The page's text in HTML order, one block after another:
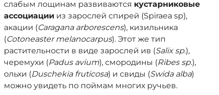
слабым лощинам развиваются кустарниковые
ассоциации из зарослей спирей (Spiraea sp),
акации (Caragana arborescens), кизильника
(Cotoneaster melanocarpus). Этот же тип
растительности в виде зарослей ив (Salix sp.),
черемухи (Padus avium), смородины (Ribes sp.),
ольхи (Duschekia fruticosa) и свиды (Swida alba)
можно увидеть по поймам многих ручьев.